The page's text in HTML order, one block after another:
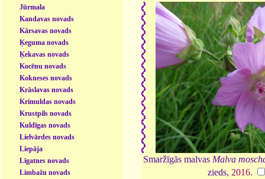
Jūrmala
Kandavas novads
Kārsavas novads
Ķeguma novads
Ķekavas novads
Kocēnu novads
Kokneses novads
Krāslavas novads
Krimuldas novads
Krustpils novads
Kuldīgas novads
Lielvārdes novads
Liepāja
Līgatnes novads
Limbažu novads
Smaržīgās malvas Malva
zieds, 2016.